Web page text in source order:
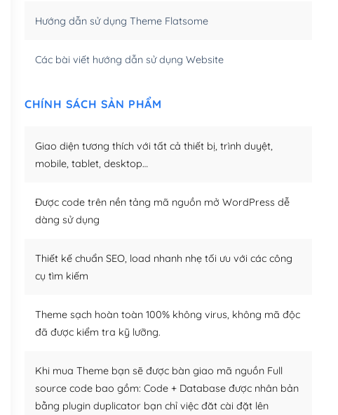
(+950,000₫)
Hướng dẫn sử dụng Theme Flatsome
Các bài viết hướng dẫn sử dụng Website
CHÍNH SÁCH SẢN PHẨM
Giao diện tương thích với tất cả thiết bị, trình duyệt,
mobile, tablet, desktop…
Được code trên nền tảng mã nguồn mở WordPress dễ
dàng sử dụng
Thiết kế chuẩn SEO, load nhanh nhẹ tối ưu với các công
cụ tìm kiếm
Theme sạch hoàn toàn 100% không virus, không mã độc
đã được kiểm tra kỹ lưỡng.
Khi mua Theme bạn sẽ được bàn giao mã nguồn Full
source code bao gồm: Code + Database được nhân bản
bằng plugin duplicator bạn chỉ việc đăt cài đặt lên